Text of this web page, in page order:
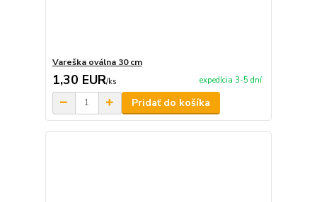
Vareška oválna 30 cm
1,30 EUR/ks expedícia 3-5 dní
Pridať do košíka